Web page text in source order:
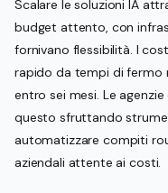
Scalare le soluzioni IA
budget attento, con
fornivano flessibilità. I
rapido da tempi di fermo
entro sei mesi. Le
questo sfruttando
automatizzare compiti
aziendali attente ai costi.